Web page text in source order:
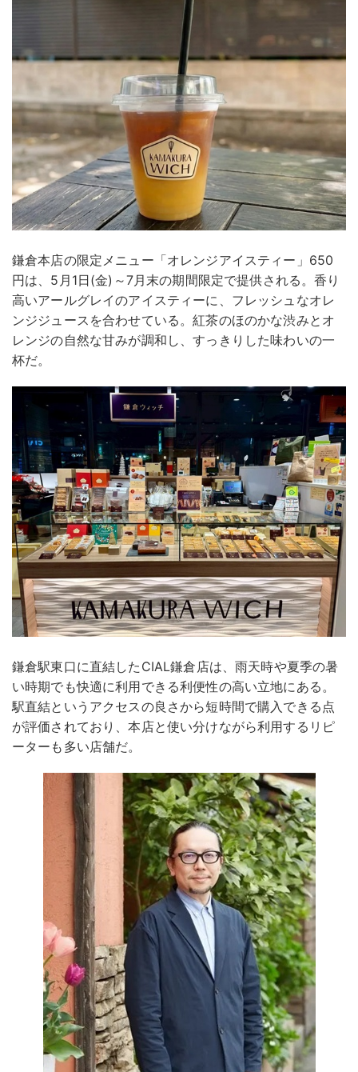
鎌倉本店の限定メニュー「オレンジアイスティー」650
円は、5月1日(金)～7月末の期間限定で提供される。香り
高いアールグレイのアイスティーに、フレッシュなオレ
ンジジュースを合わせている。紅茶のほのかな渋みとオ
レンジの自然な甘みが調和し、すっきりした味わいの一
杯だ。
鎌倉駅東口に直結したCIAL鎌倉店は、雨天時や夏季の暑
い時期でも快適に利用できる利便性の高い立地にある。
駅直結というアクセスの良さから短時間で購入できる点
が評価されており、本店と使い分けながら利用するリピ
ーターも多い店舗だ。